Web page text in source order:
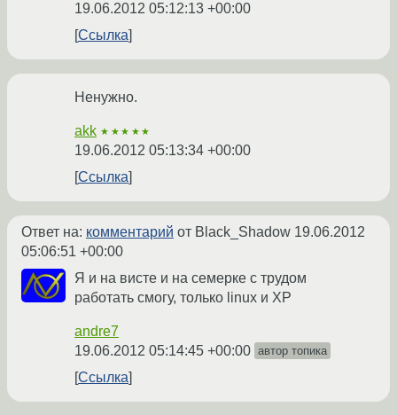
19.06.2012 05:12:13 +00:00
Ссылка
Ненужно.
akk ★★★★★
19.06.2012 05:13:34 +00:00
Ссылка
Ответ на: комментарий от Black_Shadow 19.06.2012
05:06:51 +00:00
Я и на висте и на семерке с трудом
работать смогу, только linux и ХР
andre7
19.06.2012 05:14:45 +00:00 автор топика
Ссылка